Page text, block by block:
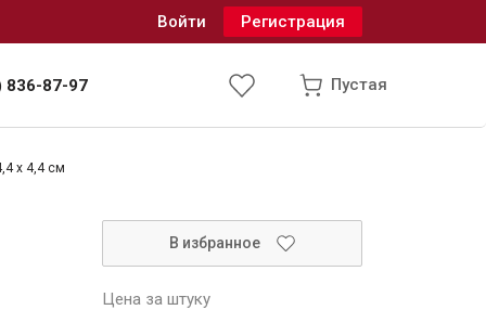
x 4,4 см
В избранное
Цена за штуку
Войти Регистрация
836-87-97 Пустая
и водоотведение